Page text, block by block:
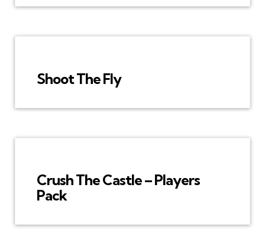
Shoot The Fly
Crush The Castle – Players
Pack